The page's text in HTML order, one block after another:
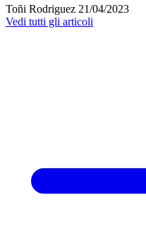
Toñi Rodriguez 21/04/2023
Vedi tutti gli articoli